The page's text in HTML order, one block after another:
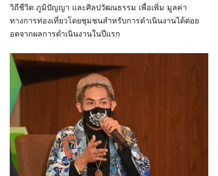
วิถีชีวิต ภูมิปัญญา และศิลปวัฒนธรรม เพื่อเพิ่ม มูลค่า
ทางการท่องเที่ยวโดยชุมชนสำหรับการดำเนินงานได้ต่อย
อดจากผลการดำเนินงานในปีแรก